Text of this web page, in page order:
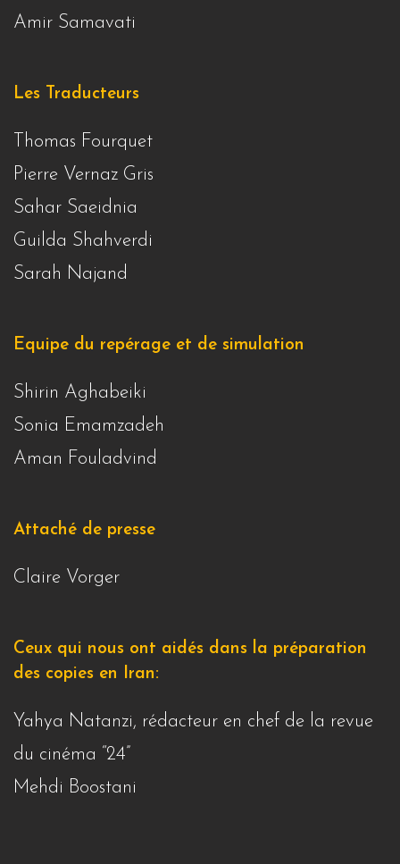
Amir Samavati
Les Traducteurs
Thomas Fourquet
Pierre Vernaz Gris
Sahar Saeidnia
Guilda Shahverdi
Sarah Najand
Equipe du repérage et de simulation
Shirin Aghabeiki
Sonia Emamzadeh
Aman Fouladvind
Attaché de presse
Claire Vorger
Ceux qui nous ont aidés dans la préparation
des copies en Iran:
Yahya Natanzi, rédacteur en chef de la revue
du cinéma “24”
Mehdi Boostani